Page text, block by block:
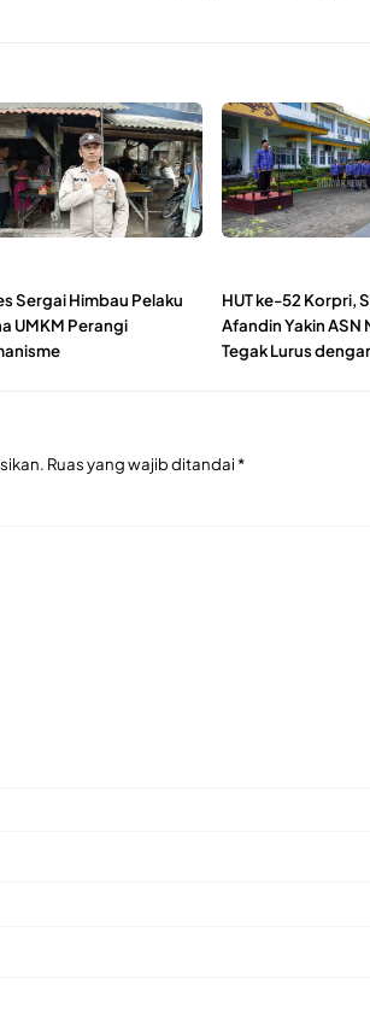
Sergai Himbau Pelaku
UMKM Perangi
HUT ke-52 Korpri,
Afandin Yakin ASN
Tegak Lurus
Ruas yang wajib ditandai*